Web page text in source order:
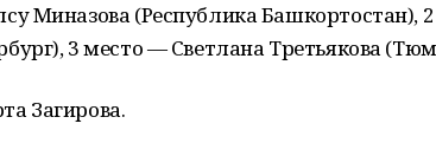
Миназова (Республика Башкортостан),
3 место — Светлана Третьякова
Загирова.